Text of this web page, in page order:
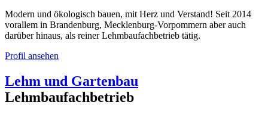
Modern und ökologisch bauen, mit Herz und Verstand! Seit 2014
vorallem in Brandenburg, Mecklenburg-Vorpommern aber auch
darüber hinaus, als reiner Lehmbaufachbetrieb tätig.
Profil ansehen
Lehm und Gartenbau
Lehmbaufachbetrieb